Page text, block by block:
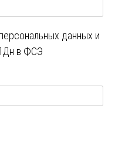
данных и
в ФСЭ